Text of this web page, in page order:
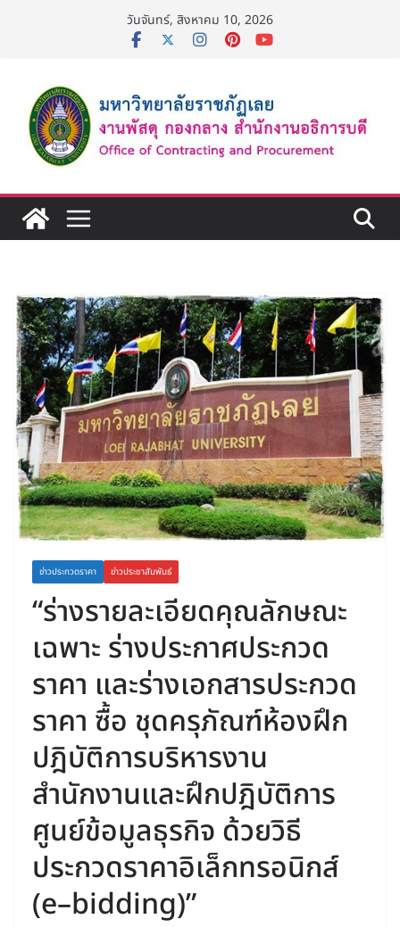
วันจันทร์, สิงหาคม 10, 2026
ข่าวประกวดราคา ข่าวประชาสัมพันธ์
“ร่างรายละเอียดคุณลักษณะ
เฉพาะ ร่างประกาศประกวด
ราคา และร่างเอกสารประกวด
ราคา ซื้อ ชุดครุภัณฑ์ห้องฝึก
ปฎิบัติการบริหารงาน
สำนักงานและฝึกปฎิบัติการ
ศูนย์ข้อมูลธุรกิจ ด้วยวิธี
ประกวดราคาอิเล็กทรอนิกส์
(e–bidding)”